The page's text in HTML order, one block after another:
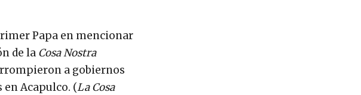
Papa en mencionar
de la Cosa Nostra
a gobiernos
Acapulco. (La Cosa